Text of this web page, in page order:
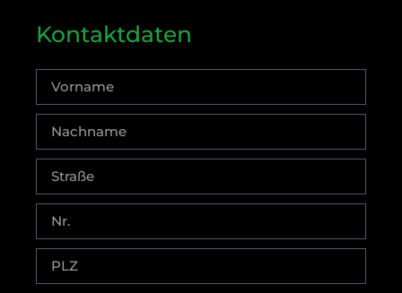
Kontaktdaten